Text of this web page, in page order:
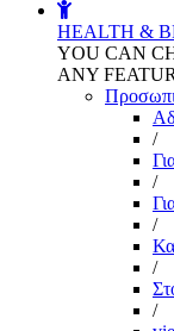
HEALTH &
YOU CAN
ANY
/
/
/
/
/